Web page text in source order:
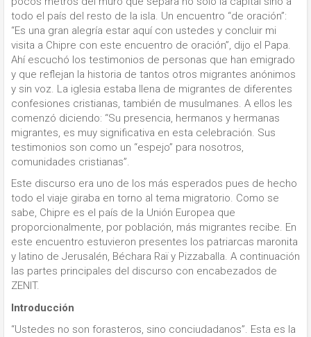
todo el país del resto de la isla. Un encuentro “de oración”:
“Es una gran alegría estar aquí con ustedes y concluir mi
visita a Chipre con este encuentro de oración”, dijo el Papa.
Ahí escuchó los testimonios de personas que han emigrado
y que reflejan la historia de tantos otros migrantes anónimos
y sin voz. La iglesia estaba llena de migrantes de diferentes
confesiones cristianas, también de musulmanes. A ellos les
comenzó diciendo: “Su presencia, hermanos y hermanas
migrantes, es muy significativa en esta celebración. Sus
testimonios son como un “espejo” para nosotros,
comunidades cristianas”.
Este discurso era uno de los más esperados pues de hecho
todo el viaje giraba en torno al tema migratorio. Como se
sabe, Chipre es el país de la Unión Europea que
proporcionalmente, por población, más migrantes recibe. En
este encuentro estuvieron presentes los patriarcas maronita
y latino de Jerusalén, Béchara Raï y Pizzaballa. A continuación
las partes principales del discurso con encabezados de
ZENIT.
Introducción
“Ustedes no son forasteros, sino conciudadanos”. Esta es la